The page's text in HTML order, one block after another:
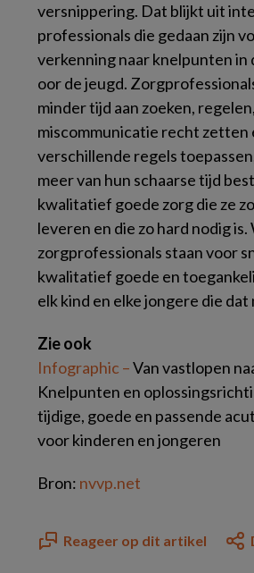
versnippering. Dat blijkt uit
professionals die gedaan zijn
verkenning naar knelpunten in
oor de jeugd.
minder tijd aan zoeken, regelen,
miscommunicatie recht zetten
verschillende regels
meer van hun schaarse tijd
kwalitatief goede zorg die ze
leveren en die zo hard nodig is.
zorgprofessionals staan voor
kwalitatief goede en
elk kind en elke jongere die
Zie ook
Infographic –Van vastlopen
Knelpunten en
tijdige, goede en passende
voor kinderen en jongeren
Bron: nvvp.net
Reageer op dit artikel